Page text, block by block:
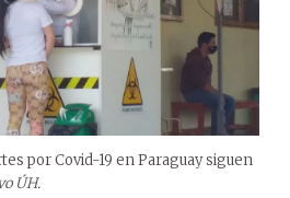
por Covid-19 en Paraguay siguen
ÚH.